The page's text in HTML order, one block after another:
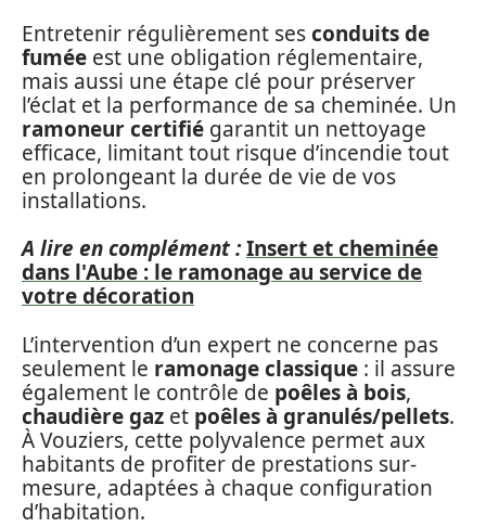
Entretenir régulièrement sesconduits de
fumée est une obligation réglementaire,
mais aussi une étape clé pour préserver
l’éclat et la performance de sa cheminée. Un
ramoneur certifié garantit un nettoyage
efficace, limitant tout risque d’incendie tout
en prolongeant la durée de vie de vos
installations.
A lire en complément :Insert et cheminée
dans l'Aube : le ramonage au service de
votre décoration
L’intervention d’un expert ne concerne pas
seulement le ramonage classique : il assure
également le contrôle de poêles à bois,
chaudière gaz et poêles à granulés/pellets.
À Vouziers, cette polyvalence permet aux
habitants de profiter de prestations sur-
mesure, adaptées à chaque configuration
d’habitation.